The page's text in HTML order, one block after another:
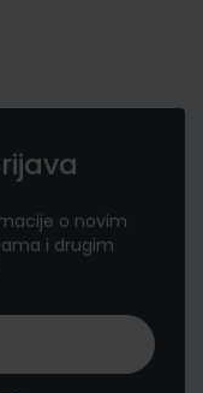
o novim
i drugim